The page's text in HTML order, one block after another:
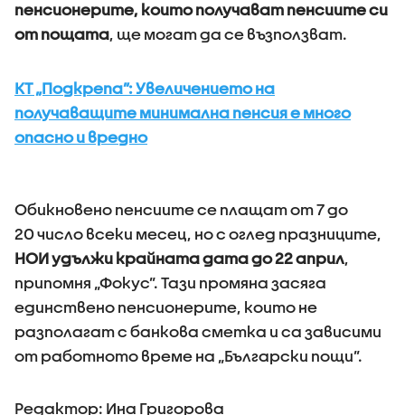
пенсионерите, които получават пенсиите си
от пощата, ще могат да се възползват.
КТ „Подкрепа”: Увеличението на
получаващите минимална пенсия е много
опасно и вредно
Обикновено пенсиите се плащат от 7 до
20 число всеки месец, но с оглед празниците,
НОИ удължи крайната дата до 22 април,
припомня „Фокус”. Тази промяна засяга
единствено пенсионерите, които не
разполагат с банкова сметка и са зависими
от работното време на „Български пощи”.
Редактор: Ина Григорова